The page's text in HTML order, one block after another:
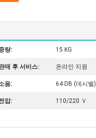
량: 15 KG
매 후 서비스: 온라인 지원
음: 64 DB (데시벨)
압: 110/220 Ｖ